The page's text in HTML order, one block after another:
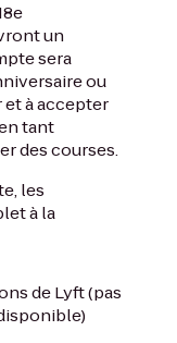
un
sera
ou
à accepter
tant
des courses.
les
à la
de Lyft (pas